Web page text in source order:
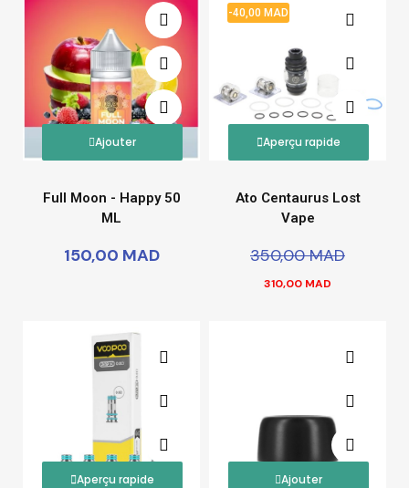
Ajouter
Full Moon - Happy 50
ML
150,00 MAD
-40,00 MAD
Aperçu rapide
Ato Centaurus Lost
Vape
350,00 MAD
310,00 MAD
Aperçu rapide Ajouter